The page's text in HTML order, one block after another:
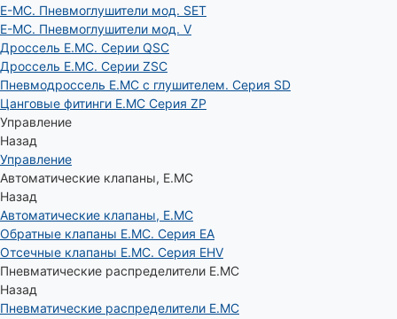
E-MC. Пневмоглушители мод. SET
E-MC. Пневмоглушители мод. V
Дроссель E.MC. Серии QSC
Дроссель E.MC. Серии ZSC
Пневмодроссель E.MC с глушителем. Серия SD
Цанговые фитинги E.MC Серия ZP
Управление
Назад
Управление
Автоматические клапаны, Е.МС
Назад
Автоматические клапаны, Е.МС
Обратные клапаны E.MC. Серия EA
Отсечные клапаны E.MC. Серия EHV
Пневматические распределители E.MC
Назад
Пневматические распределители E.MC